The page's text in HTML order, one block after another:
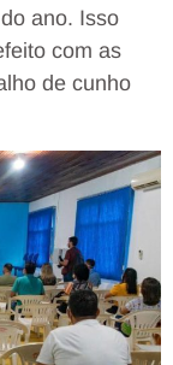
ano. Isso
com as
de cunho